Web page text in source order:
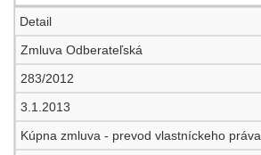
Detail
Zmluva Odberateľská
283/2012
3.1.2013
Kúpna zmluva - prevod vlastníckeho